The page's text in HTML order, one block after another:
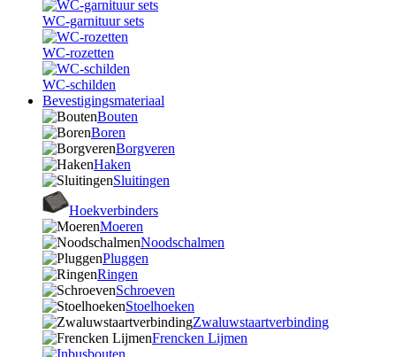
WC-garnituur sets
WC-rozetten
WC-schilden
Bevestigingsmateriaal
Bouten
Boren
Borgveren
Haken
Sluitingen
Hoekverbinders
Moeren
Noodschalmen
Pluggen
Ringen
Schroeven
Stoelhoeken
Zwaluwstaartverbinding
Frencken Lijmen